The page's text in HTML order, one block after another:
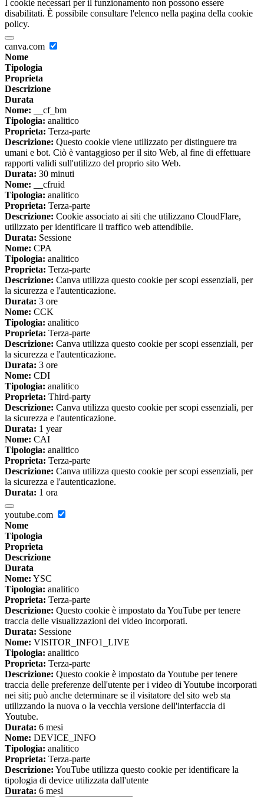
I cookie necessari per il funzionamento non possono essere
disabilitati. È possibile consultare l'elenco nella pagina della cookie
policy.
canva.com
Nome
Tipologia
Proprieta
Descrizione
Durata
Nome: __cf_bm
Tipologia: analitico
Proprieta: Terza-parte
Descrizione: Questo cookie viene utilizzato per distinguere tra
umani e bot. Ciò è vantaggioso per il sito Web, al fine di effettuare
rapporti validi sull'utilizzo del proprio sito Web.
Durata: 30 minuti
Nome: __cfruid
Tipologia: analitico
Proprieta: Terza-parte
Descrizione: Cookie associato ai siti che utilizzano CloudFlare,
utilizzato per identificare il traffico web attendibile.
Durata: Sessione
Nome: CPA
Tipologia: analitico
Proprieta: Terza-parte
Descrizione: Canva utilizza questo cookie per scopi essenziali, per
la sicurezza e l'autenticazione.
Durata: 3 ore
Nome: CCK
Tipologia: analitico
Proprieta: Terza-parte
Descrizione: Canva utilizza questo cookie per scopi essenziali, per
la sicurezza e l'autenticazione.
Durata: 3 ore
Nome: CDI
Tipologia: analitico
Proprieta: Third-party
Descrizione: Canva utilizza questo cookie per scopi essenziali, per
la sicurezza e l'autenticazione.
Durata: 1 year
Nome: CAI
Tipologia: analitico
Proprieta: Terza-parte
Descrizione: Canva utilizza questo cookie per scopi essenziali, per
la sicurezza e l'autenticazione.
Durata: 1 ora
youtube.com
Nome
Tipologia
Proprieta
Descrizione
Durata
Nome: YSC
Tipologia: analitico
Proprieta: Terza-parte
Descrizione: Questo cookie è impostato da YouTube per tenere
traccia delle visualizzazioni dei video incorporati.
Durata: Sessione
Nome: VISITOR_INFO1_LIVE
Tipologia: analitico
Proprieta: Terza-parte
Descrizione: Questo cookie è impostato da Youtube per tenere
traccia delle preferenze dell'utente per i video di Youtube incorporati
nei siti; può anche determinare se il visitatore del sito web sta
utilizzando la nuova o la vecchia versione dell'interfaccia di
Youtube.
Durata: 6 mesi
Nome: DEVICE_INFO
Tipologia: analitico
Proprieta: Terza-parte
Descrizione: YouTube utilizza questo cookie per identificare la
tipologia di device utilizzata dall'utente
Durata: 6 mesi